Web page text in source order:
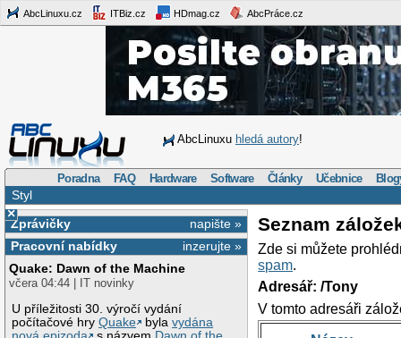
AbcLinuxu.cz ITBiz.cz HDmag.cz AbcPráce.cz
AbcLinuxu hledá autory!
Poradna FAQ Hardware Software Články Učebnice
Styl
×
napište »
Zprávičky
inzerujte »
Pracovní nabídky
Quake: Dawn of the Machine
včera 04:44 | IT novinky
U příležitosti 30. výročí vydání
počítačové hryQuake bylavydána
Seznam
Zde si můžete
spam.
Adresář: /Tony
V tomto adresáři